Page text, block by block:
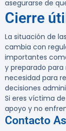
asegurarse de
Cierre útil
La situación de
cambia con
importantes
y preparado para
necesidad para
decisiones
Si eres víctima
apoyo y no
Contacto